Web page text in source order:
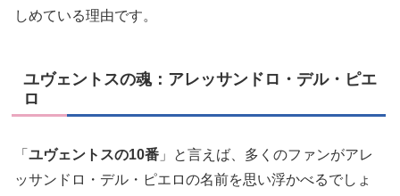
しめている理由です。
ユヴェントスの魂：アレッサンドロ・デル・ピエ
ロ
「 ユヴェントスの10番 」と言えば、多くのファンがアレ
ッサンドロ・デル・ピエロの名前を思い浮かべるでしょ